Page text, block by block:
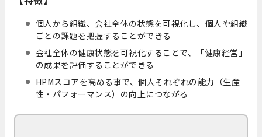
個人から組織、会社全体の状態を可視化し、個人や組織
ごとの課題を把握することができる
会社全体の健康状態を可視化することで、「健康経営」
の成果を評価することができる
HPMスコアを高める事で、個人それぞれの能力（生産
性・パフォーマンス）の向上につながる